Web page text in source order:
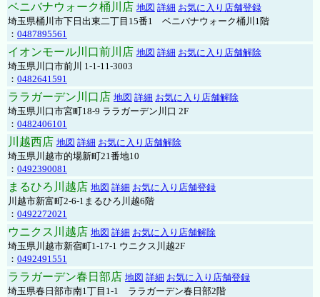
ベニバナウォーク桶川店 地図 詳細 お気に入り店舗登録
埼玉県桶川市下日出東二丁目15番1 ベニバナウォーク桶川1階
： 0487895561
イオンモール川口前川店 地図 詳細 お気に入り店舗解除
埼玉県川口市前川 1-1-11-3003
： 0482641591
ララガーデン川口店 地図 詳細 お気に入り店舗解除
埼玉県川口市宮町18-9 ララガーデン川口 2F
： 0482406101
川越西店 地図 詳細 お気に入り店舗解除
埼玉県川越市的場新町21番地10
： 0492390081
まるひろ川越店 地図 詳細 お気に入り店舗登録
川越市新富町2-6-1まるひろ川越6階
： 0492272021
ウニクス川越店 地図 詳細 お気に入り店舗解除
埼玉県川越市新宿町1-17-1 ウニクス川越2F
： 0492491551
ララガーデン春日部店 地図 詳細 お気に入り店舗登録
埼玉県春日部市南1丁目1-1 ララガーデン春日部2階